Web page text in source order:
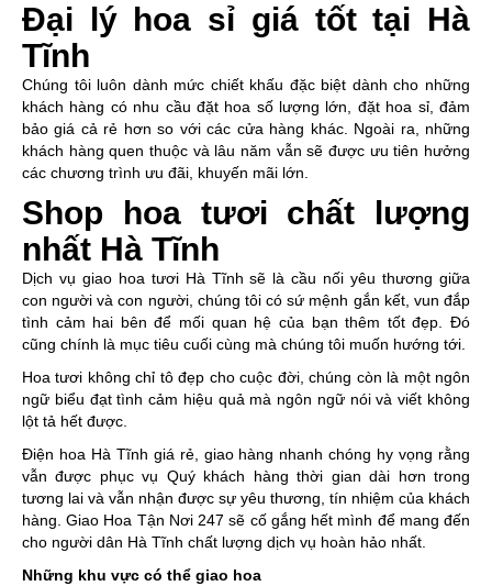
Đại lý hoa sỉ giá tốt tại Hà
Tĩnh
Chúng tôi luôn dành mức chiết khấu đặc biệt dành cho những
khách hàng có nhu cầu đặt hoa số lượng lớn, đặt hoa sỉ, đảm
bảo giá cả rẻ hơn so với các cửa hàng khác. Ngoài ra, những
khách hàng quen thuộc và lâu năm vẫn sẽ được ưu tiên hưởng
các chương trình ưu đãi, khuyến mãi lớn.
Shop hoa tươi chất lượng
nhất Hà Tĩnh
Dịch vụ giao hoa tươi Hà Tĩnh sẽ là cầu nối yêu thương giữa
con người và con người, chúng tôi có sứ mệnh gắn kết, vun đắp
tình cảm hai bên để mối quan hệ của bạn thêm tốt đẹp. Đó
cũng chính là mục tiêu cuối cùng mà chúng tôi muốn hướng tới.
Hoa tươi không chỉ tô đẹp cho cuộc đời, chúng còn là một ngôn
ngữ biểu đạt tình cảm hiệu quả mà ngôn ngữ nói và viết không
lột tả hết được.
Điện hoa Hà Tĩnh giá rẻ, giao hàng nhanh chóng hy vọng rằng
vẫn được phục vụ Quý khách hàng thời gian dài hơn trong
tương lai và vẫn nhận được sự yêu thương, tín nhiệm của khách
hàng. Giao Hoa Tận Nơi 247 sẽ cố gắng hết mình để mang đến
cho người dân Hà Tĩnh chất lượng dịch vụ hoàn hảo nhất.
Những khu vực có thể giao hoa